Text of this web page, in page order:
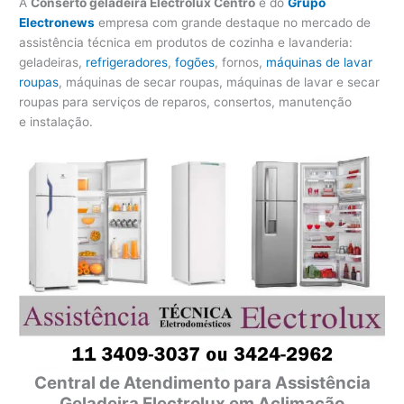
AConserto geladeira Electrolux Centro é doGrupo
Electronews empresa com grande destaque no mercado de
assistência técnica em produtos de cozinha e lavanderia:
geladeiras, refrigeradores,fogões, fornos, máquinas de lavar
roupas, máquinas de secar roupas, máquinas de lavar e secar
roupas para serviços de reparos, consertos, manutenção
e instalação.
Central de Atendimento para Assistência